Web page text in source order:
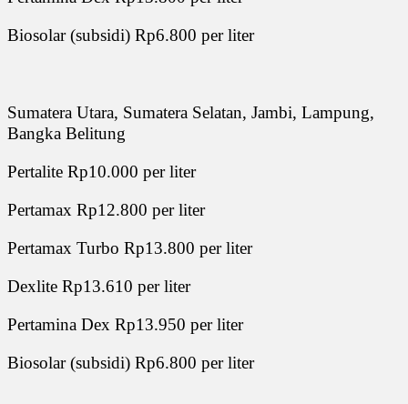
Biosolar (subsidi) Rp6.800 per liter
Sumatera Utara, Sumatera Selatan, Jambi, Lampung,
Bangka Belitung
Pertalite Rp10.000 per liter
Pertamax Rp12.800 per liter
Pertamax Turbo Rp13.800 per liter
Dexlite Rp13.610 per liter
Pertamina Dex Rp13.950 per liter
Biosolar (subsidi) Rp6.800 per liter